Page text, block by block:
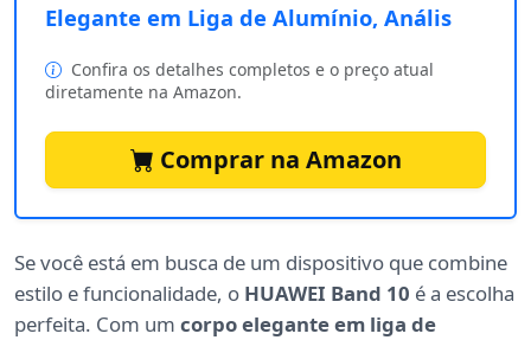
Elegante em Liga de Alumínio, Anális
Confira os detalhes completos e o preço atual
diretamente na Amazon.
Comprar na Amazon
Se você está em busca de um dispositivo que combine
estilo e funcionalidade, o HUAWEI Band 10 é a escolha
perfeita. Com um corpo elegante em liga de